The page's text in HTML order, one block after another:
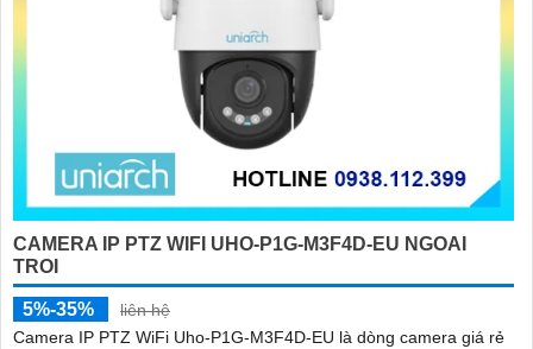
CAMERA IP PTZ WIFI UHO-P1G-M3F4D-EU NGOAI
TROI
5%-35%
liên hệ
Camera IP PTZ WiFi Uho-P1G-M3F4D-EU là dòng camera giá rẻ